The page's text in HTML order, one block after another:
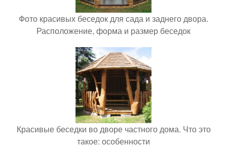
Фото красивых беседок для сада и заднего двора.
Расположение, форма и размер беседок
Красивые беседки во дворе частного дома. Что это
такое: особенности